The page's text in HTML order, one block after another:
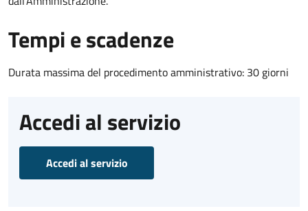
Tempi e scadenze
Durata massima del procedimento amministrativo: 30 giorni
Accedi al servizio
Accedi al servizio